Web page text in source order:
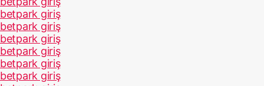
betpark giriş
betpark giriş
betpark giriş
betpark giriş
betpark giriş
betpark giriş